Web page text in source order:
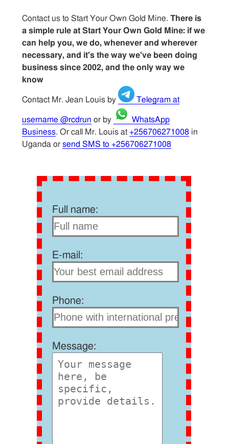
Contact us to Start Your Own Gold Mine. There is
a simple rule at Start Your Own Gold Mine: if we
can help you, we do, whenever and wherever
necessary, and it's the way we've been doing
business since 2002, and the only way we
know
Contact Mr. Jean Louis by Telegram at
username @rcdrun or by
WhatsApp
Business. Or call Mr. Louis at +256706271008in
Uganda or send SMS to +256706271008
Full name:
E-mail:
Phone:
Message: